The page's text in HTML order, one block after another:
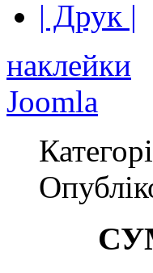
| Друк |
наклейки
Joomla